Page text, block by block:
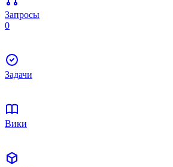
Запросы
0
Задачи
Вики